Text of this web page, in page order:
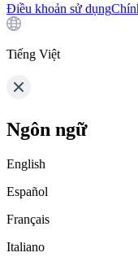
Điều khoản sử dụng
Tiếng Việt
Ngôn ngữ
English
Español
Français
Italiano